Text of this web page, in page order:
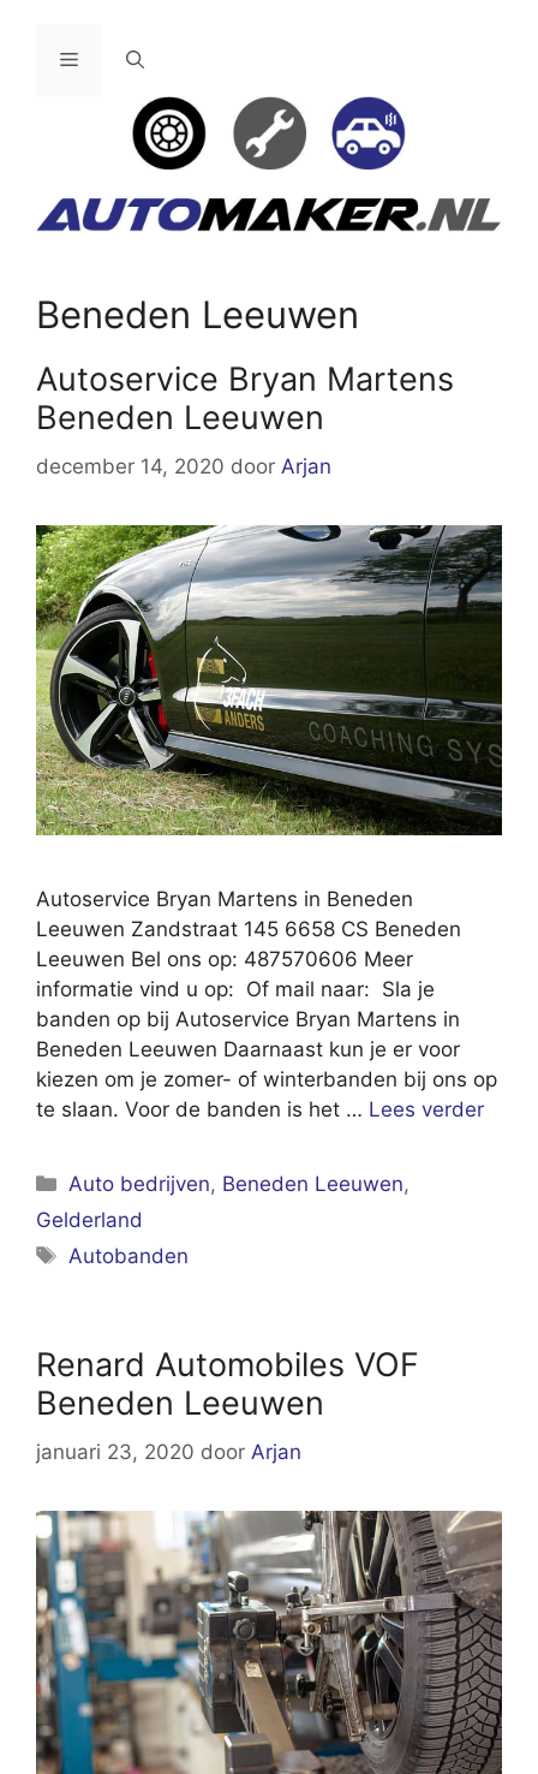
Menu
Beneden Leeuwen
Autoservice Bryan Martens
Beneden Leeuwen
december 14, 2020 door Arjan
Autoservice Bryan Martens in Beneden
Leeuwen Zandstraat 145 6658 CS Beneden
Leeuwen Bel ons op: 487570606 Meer
informatie vind u op: Of mail naar: Sla je
banden op bij Autoservice Bryan Martens in
Beneden Leeuwen Daarnaast kun je er voor
kiezen om je zomer- of winterbanden bij ons op
te slaan. Voor de banden is het … Lees verder
Categorieën
Auto bedrijven, Beneden Leeuwen,
Gelderland
Tags
Autobanden
Renard Automobiles VOF
Beneden Leeuwen
januari 23, 2020 door Arjan